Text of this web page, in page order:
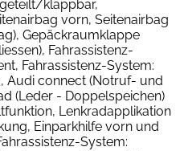
klappbar,
vorn, Seitenairbag
Gepäckraumklappe
Fahrassistenz-
Fahrassistenz-System:
Audi connect (Notruf- und
(Leder - Doppelspeichen)
Lenkradapplikation
Einparkhilfe vorn und
System: